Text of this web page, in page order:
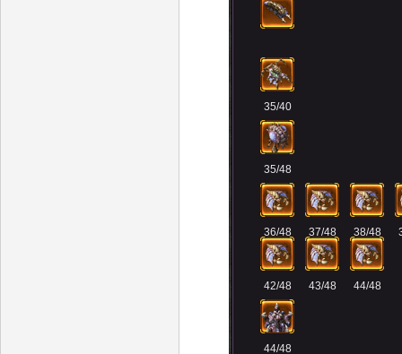
35/40
35/48
36/48 37/48 38/48
42/48 43/48 44/48
44/48